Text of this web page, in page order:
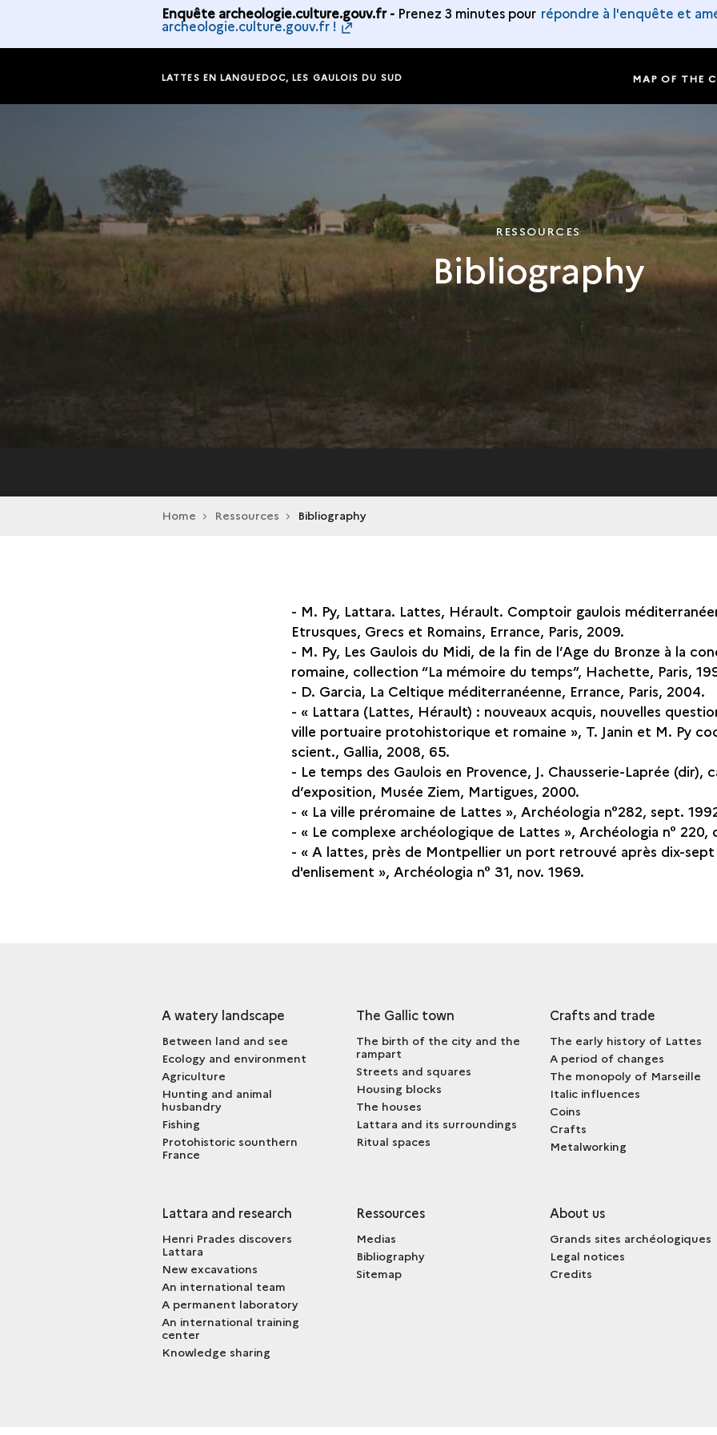
Enquête archeologie.culture.gouv.fr - Prenez 3 minutes pour répondre à l'enquête et
archeologie.culture.gouv.fr !
LATTES EN LANGUEDOC, LES GAULOIS DU SUD MAP OF THE
RESSOURCES
Bibliography
Home Ressources Bibliography
- M. Py, Lattara. Lattes, Hérault. Comptoir gaulois
Etrusques, Grecs et Romains, Errance, Paris, 2009.
- M. Py, Les Gaulois du Midi, de la fin de l’Age du Bronze à la
romaine, collection “La mémoire du temps”, Hachette, Paris,
- D. Garcia, La Celtique méditerranéenne, Errance, Paris, 2004.
- « Lattara (Lattes, Hérault) : nouveaux acquis, nouvelles
ville portuaire protohistorique et romaine », T. Janin et M. Py
scient., Gallia, 2008, 65.
- Le temps des Gaulois en Provence, J. Chausserie-Laprée (dir),
d’exposition, Musée Ziem, Martigues, 2000.
- « La ville préromaine de Lattes », Archéologia n°282, sept.
- « Le complexe archéologique de Lattes », Archéologia n° 220,
- « A lattes, près de Montpellier un port retrouvé après dix-sept
d'enlisement », Archéologia n° 31, nov. 1969.
A watery landscape
Between land and see
Ecology and environment
Agriculture
Hunting and animal
husbandry
Fishing
Protohistoric sounthern
France
The Gallic town
The birth of the city and the
rampart
Streets and squares
Housing blocks
The houses
Lattara and its surroundings
Ritual spaces
Crafts and trade
The early history of Lattes
A period of changes
The monopoly of Marseille
Italic influences
Coins
Crafts
Metalworking
Lattara and research
Henri Prades discovers
Lattara
New excavations
An international team
A permanent laboratory
An international training
center
Knowledge sharing
Ressources
Medias
Bibliography
Sitemap
About us
Grands sites archéologiques
Legal notices
Credits